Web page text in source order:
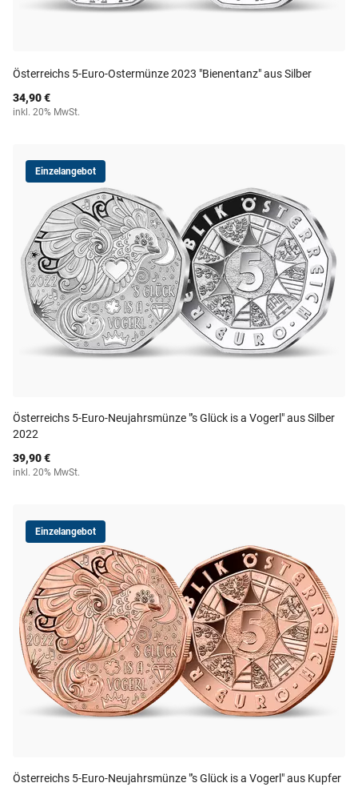
Österreichs 5-Euro-Ostermünze 2023 "Bienentanz" aus Silber
34,90 €
inkl. 20% MwSt.
Einzelangebot
Österreichs 5-Euro-Neujahrsmünze "'s Glück is a Vogerl" aus Silber
2022
39,90 €
inkl. 20% MwSt.
Einzelangebot
Österreichs 5-Euro-Neujahrsmünze "'s Glück is a Vogerl" aus Kupfer